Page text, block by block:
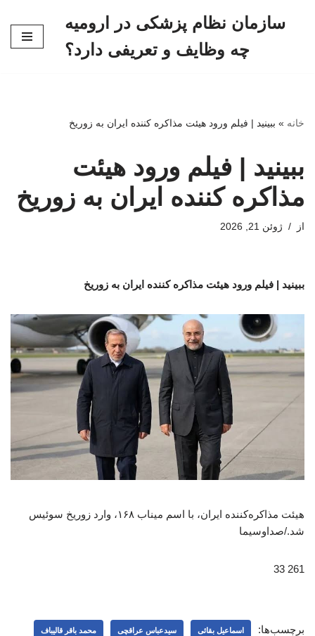
سازمان نظام پزشکی در ارومیه
چه وظایف و تعریفی دارد؟
خانه » ببینید | فیلم ورود هیئت مذاکره کننده ایران به زوریخ
ببینید | فیلم ورود هیئت
مذاکره کننده ایران به زوریخ
از ژوئن 21, 2026
ببینید | فیلم ورود هیئت مذاکره کننده ایران به زوریخ
هیئت مذاکره‌کننده ایران، با اسم میناب ۱۶۸، وارد زوریخ سوئیس
شد./صداوسیما
261 33
برچسب‌ها: اسماعیل بقائی سیدعباس عراقچی محمد باقر قالیباف